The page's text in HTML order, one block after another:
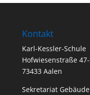
Kontakt
Karl-Kessler-Schule
Hofwiesenstraße
73433 Aalen
Sekretariat